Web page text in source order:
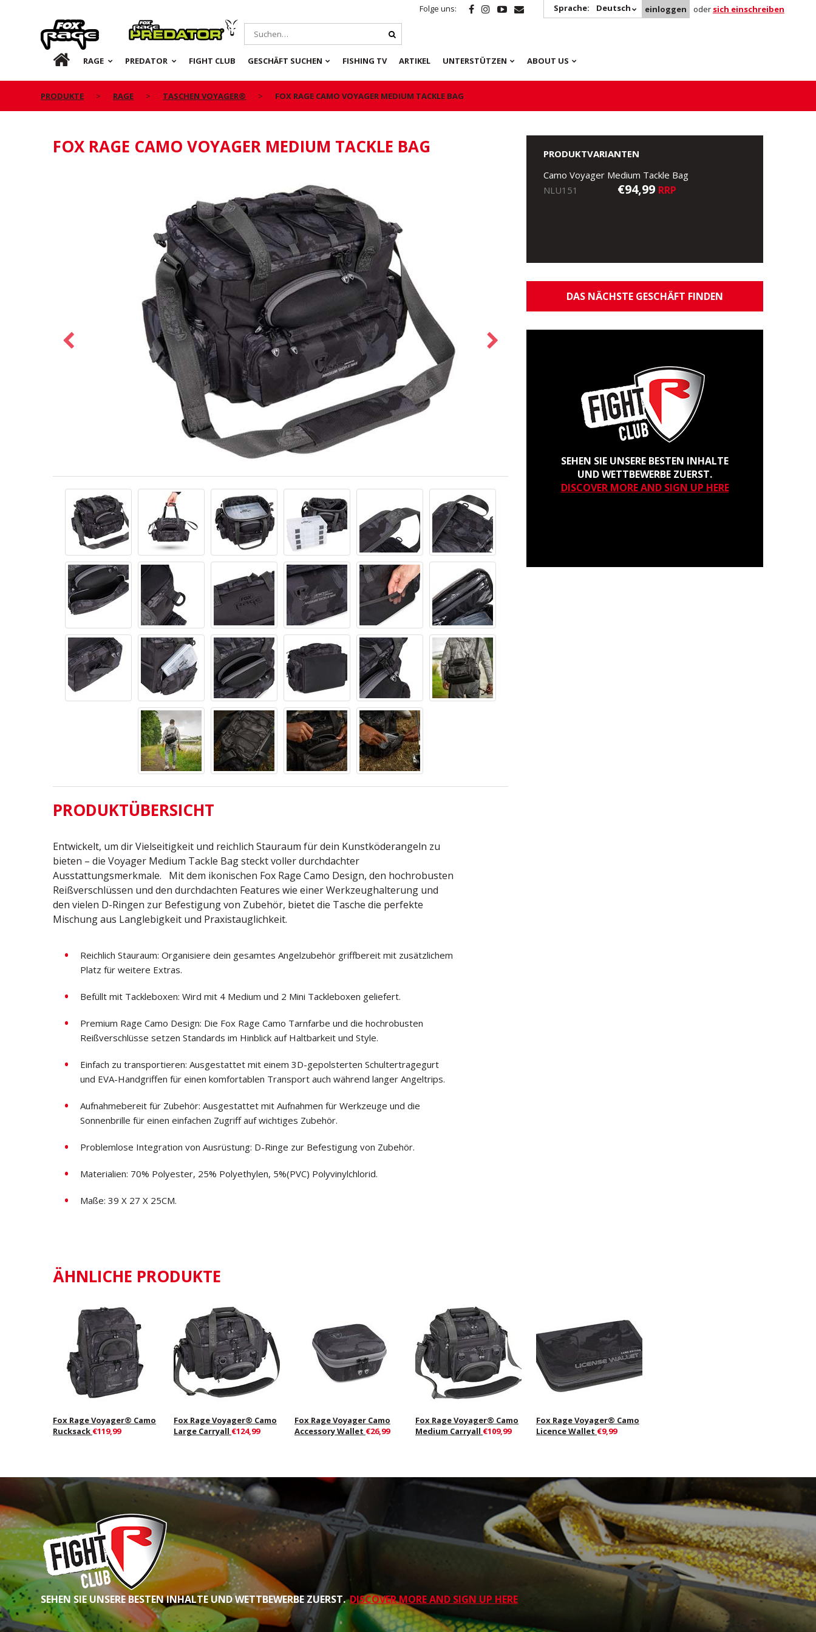
Folge uns: Sprache: Deutsch einloggen oder sich einschreiben
Rage Predator
DE RAGE PREDATOR FIGHT CLUB GESCHÄFT SUCHEN FISHING TV ARTIKEL UNTERSTÜTZEN ABOUT US
PRODUKTE RAGE TASCHEN VOYAGER® FOX RAGE CAMO VOYAGER MEDIUM TACKLE BAG
FOX RAGE CAMO VOYAGER MEDIUM TACKLE BAG
PRODUKTÜBERSICHT
Entwickelt, um dir Vielseitigkeit und reichlich Stauraum für dein Kunstköderangeln zu
bieten – die Voyager Medium Tackle Bag steckt voller durchdachter
Ausstattungsmerkmale. Mit dem ikonischen Fox Rage Camo Design, den hochrobusten
Reißverschlüssen und den durchdachten Features wie einer Werkzeughalterung und
den vielen D-Ringen zur Befestigung von Zubehör, bietet die Tasche die perfekte
Mischung aus Langlebigkeit und Praxistauglichkeit.
Reichlich Stauraum: Organisiere dein gesamtes Angelzubehör griffbereit mit zusätzlichem
Platz für weitere Extras.
Befüllt mit Tackleboxen: Wird mit 4 Medium und 2 Mini Tackleboxen geliefert.
Premium Rage Camo Design: Die Fox Rage Camo Tarnfarbe und die hochrobusten
Reißverschlüsse setzen Standards im Hinblick auf Haltbarkeit und Style.
Einfach zu transportieren: Ausgestattet mit einem 3D-gepolsterten Schultertragegurt
und EVA-Handgriffen für einen komfortablen Transport auch während langer Angeltrips.
Aufnahmebereit für Zubehör: Ausgestattet mit Aufnahmen für Werkzeuge und die
Sonnenbrille für einen einfachen Zugriff auf wichtiges Zubehör.
Problemlose Integration von Ausrüstung: D-Ringe zur Befestigung von Zubehör.
Materialien: 70% Polyester, 25% Polyethylen, 5%(PVC) Polyvinylchlorid.
Maße: 39 X 27 X 25CM.
PRODUKTVARIANTEN
Camo Voyager Medium Tackle Bag
NLU151
€94,99 RRP
DAS NÄCHSTE GESCHÄFT FINDEN
SEHEN SIE UNSERE BESTEN INHALTE
UND WETTBEWERBE ZUERST.
DISCOVER MORE AND SIGN UP HERE
ÄHNLICHE PRODUKTE
Fox Rage Voyager® Camo
Rucksack €119,99
Fox Rage Voyager® Camo
Large Carryall €124,99
Fox Rage Voyager Camo
Accessory Wallet €26,99
Fox Rage Voyager® Camo
Medium Carryall €109,99
Fox Rage Voyager® Camo
Licence Wallet €9,99
SEHEN SIE UNSERE BESTEN INHALTE UND WETTBEWERBE ZUERST.DISCOVER MORE AND SIGN UP HERE